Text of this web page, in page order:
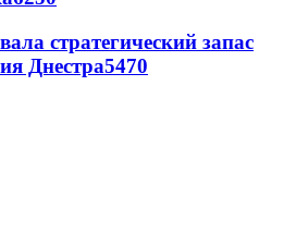
стратегический запас
Днестра5470